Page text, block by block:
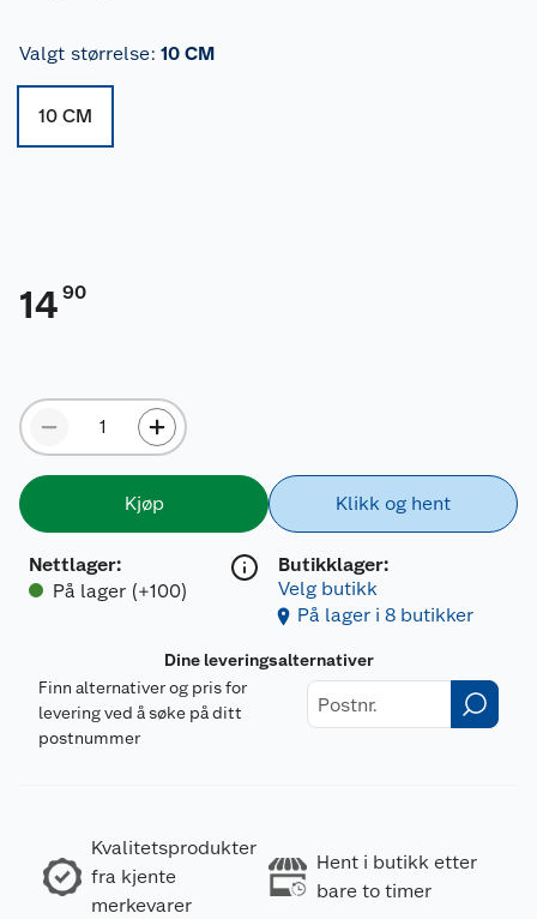
Valgt størrelse: 10 CM
10 CM
14 90
Kjøp
Nettlager:
På lager (+100)
Klikk og hent
Butikklager:
Velg butikk
På lager i 8 butikker
Dine leveringsalternativer
Finn alternativer og pris for
levering ved å søke på ditt
postnummer
Kvalitetsprodukter
fra kjente
merkevarer
Hent i butikk etter
bare to timer